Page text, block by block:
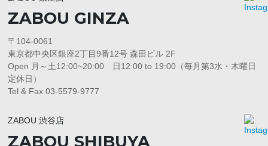
ZABOU GINZA
〒104-0061
東京都中央区銀座2丁目9番12号 森田ビル 2F
Open 月～土12:00~20:00 日12:00 to 19:00（毎月第3水・木曜日
定休日）
Tel & Fax 03-5579-9777
ZABOU 渋谷店
ZABOU SHIBUYA